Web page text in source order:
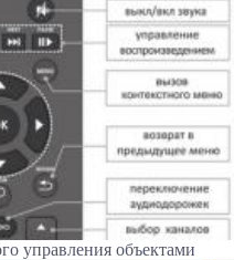
управления объектами